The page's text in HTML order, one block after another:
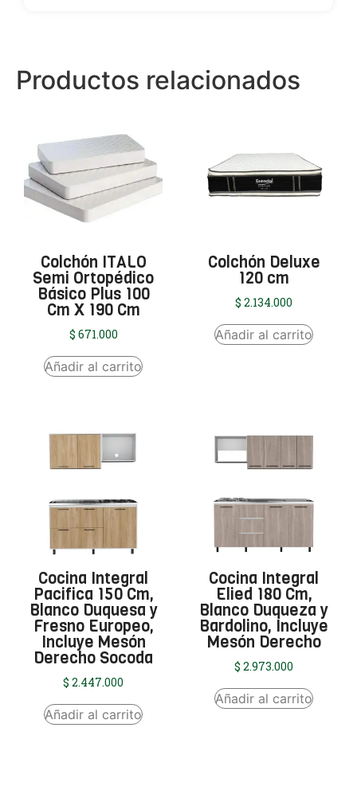
Productos relacionados
Colchón ITALO
Semi Ortopédico
Básico Plus 100
Cm X 190 Cm
$ 671.000
Añadir al carrito
Colchón Deluxe
120 cm
$ 2.134.000
Añadir al carrito
Cocina Integral
Pacifica 150 Cm,
Blanco Duquesa y
Fresno Europeo,
Incluye Mesón
Derecho Socoda
$ 2.447.000
Añadir al carrito
Cocina Integral
Elied 180 Cm,
Blanco Duqueza y
Bardolino, Incluye
Mesón Derecho
$ 2.973.000
Añadir al carrito